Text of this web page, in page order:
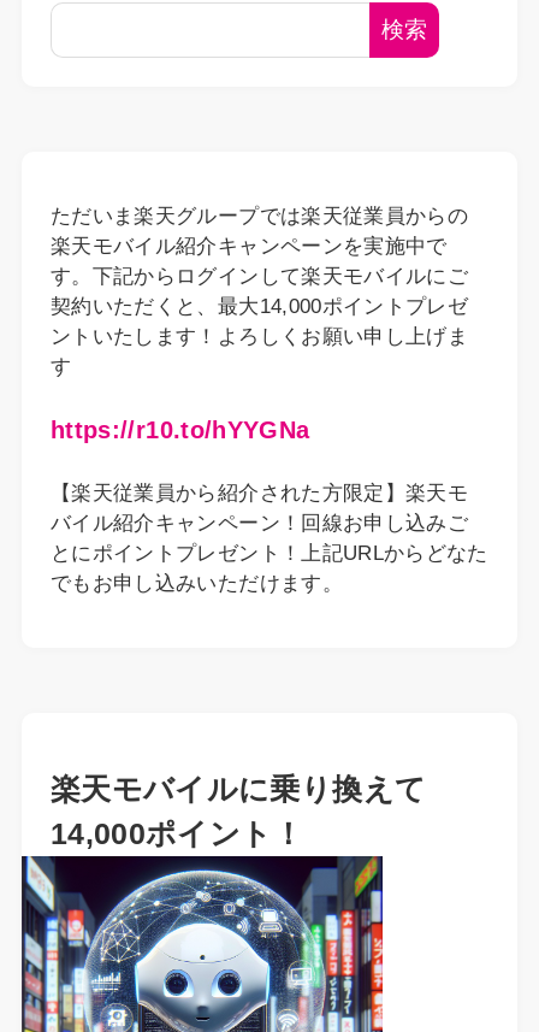
検索
ただいま楽天グループでは楽天従業員からの
楽天モバイル紹介キャンペーンを実施中で
す。下記からログインして楽天モバイルにご
契約いただくと、最大14,000ポイントプレゼ
ントいたします！よろしくお願い申し上げま
す
https://r10.to/hYYGNa
【楽天従業員から紹介された方限定】楽天モ
バイル紹介キャンペーン！回線お申し込みご
とにポイントプレゼント！上記URLからどなた
でもお申し込みいただけます。
楽天モバイルに乗り換えて
14,000ポイント！